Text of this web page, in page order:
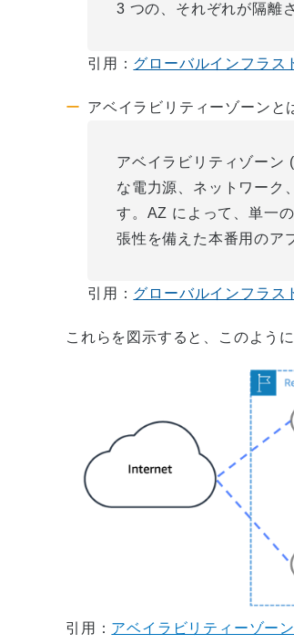
3 つの、それぞれが隔離
引用： グローバルインフラス
アベイラビリティーゾーンと
アベイラビリティゾーン
な電力源、ネットワーク
す。AZ によって、単一
張性を備えた本番用のア
引用： グローバルインフラス
これらを図示すると、このように
引用： アベイラビリティーゾー